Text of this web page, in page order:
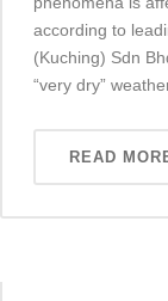
according to
(Kuching) Sdn
“very dry”
READ